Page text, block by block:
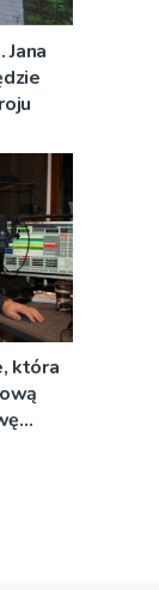
która